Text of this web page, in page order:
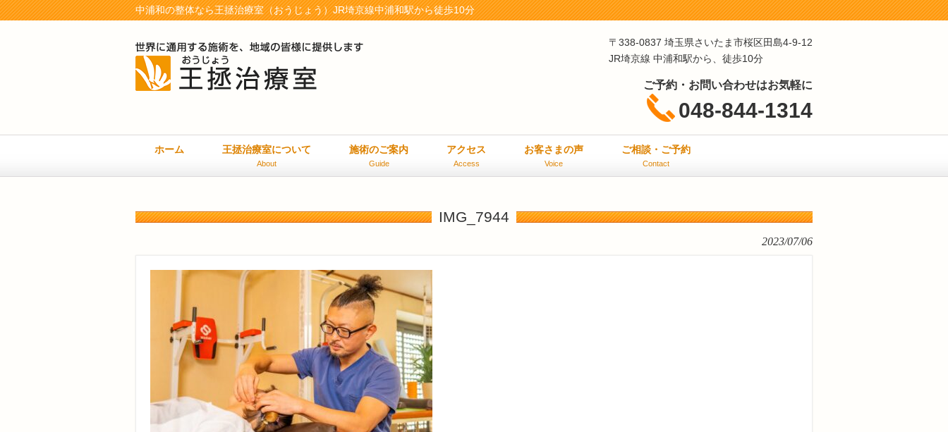
中浦和の整体なら王拯治療室（おうじょう）JR埼京線中浦和駅から徒歩10分
〒338-0837 埼玉県さいたま市桜区田島4-9-12
JR埼京線 中浦和駅から、徒歩10分
ご予約・お問い合わせはお気軽に
048-844-1314
ホーム 王拯治療室について
About
施術のご案内
Guide
アクセス
Access
お客さまの声
Voice
ご相談・ご予約
Contact
IMG_7944
2023/07/06